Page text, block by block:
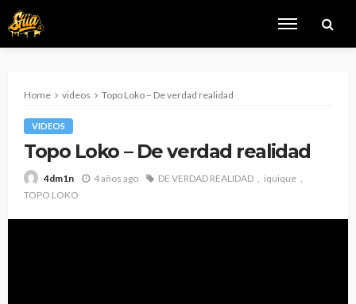
Home videos Topo Loko – De verdad realidad
VIDEOS
Topo Loko – De verdad realidad
4dm1n 4 años ago DE VERDAD REALIDAD
iquique
TOPO LOKO